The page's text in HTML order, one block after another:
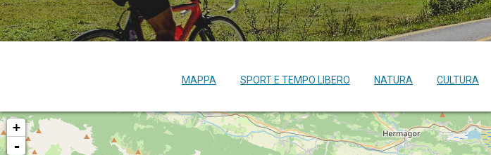
MAPPA SPORT E TEMPO LIBERO NATURA CULTURA
+
-